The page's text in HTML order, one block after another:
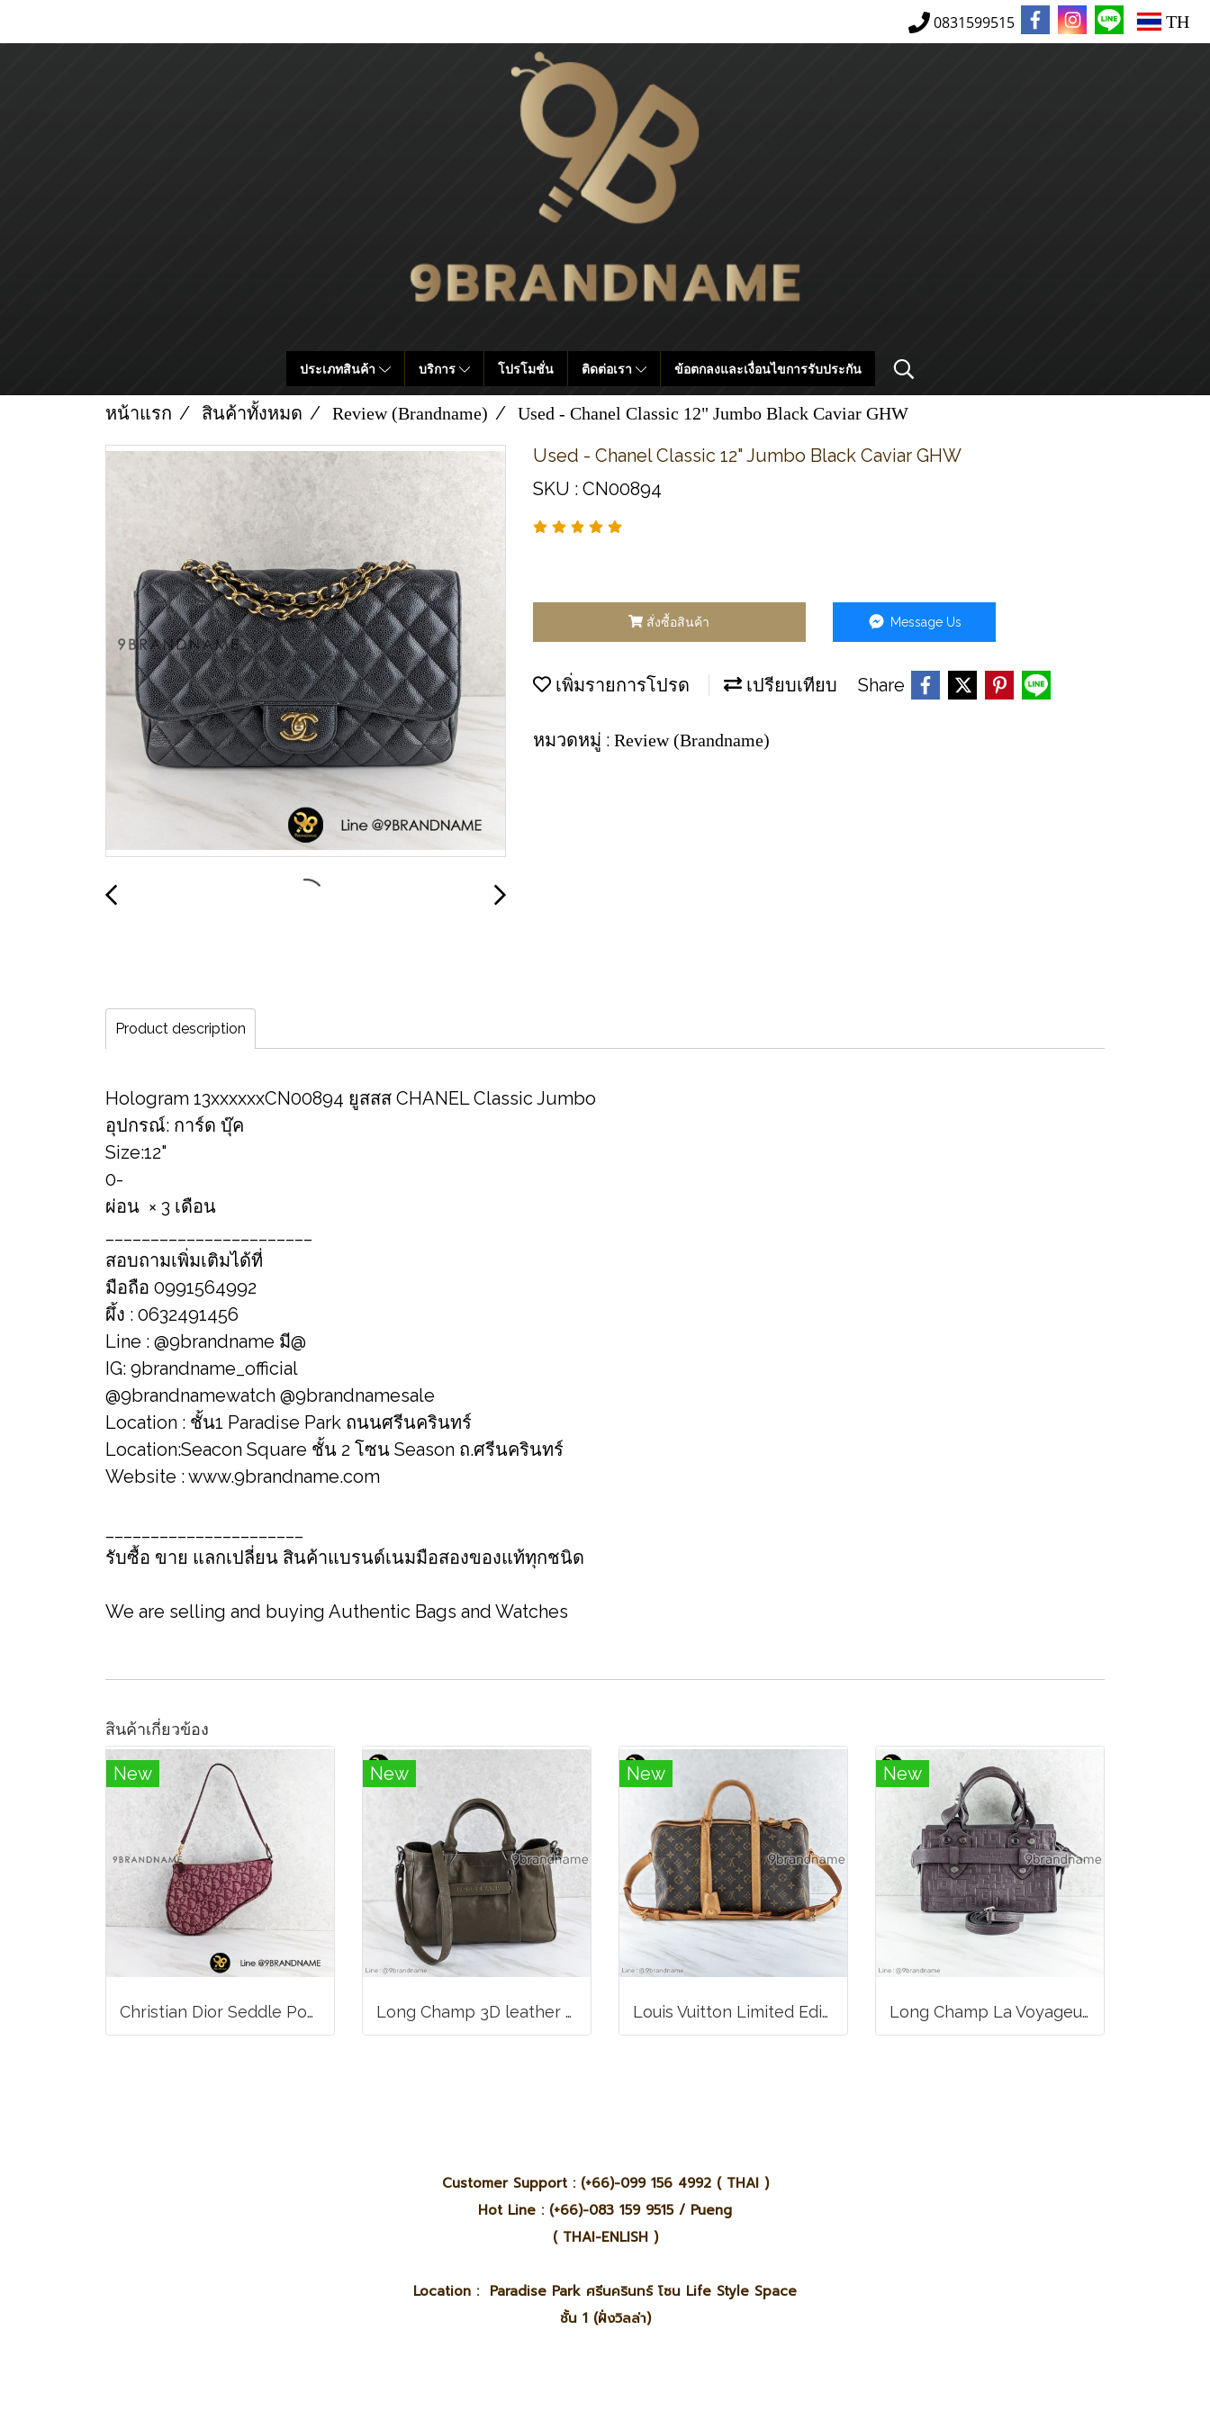
0831599515 TH
ประเภทสินค้า บริการ โปรโมชั่น ติดต่อเรา ข้อตกลงและเงื่อนไขการรับประกัน
หน้าแรก สินค้าทั้งหมด Review (Brandname) Used - Chanel Classic​ 12"​​ ​Jumbo Black Caviar​ GHW
Used - Chanel Classic​ 12"​​ ​Jumbo Black Caviar​ GHW
SKU : CN00894
สั่งซื้อสินค้า Message Us
เพิ่มรายการโปรด เปรียบเทียบ Share
หมวดหมู่ : Review (Brandname)
Product description
Hologram​ 13xxxxxxCN00894 ยูสสส CHANEL Classic Jumbo
อุปกรณ์​: การ์ด​ บุ๊ค​
Size​:12"
0-
ผ่อน × 3 เดือน
สอบถามเพิ่มเติมได้ที่
มือถือ 0991564992
ผึ้ง : 0632491456
Line : @9brandname มี@
IG: 9brandname_official
@9brandnamewatch @9brandnamesale
Location : ชั้น1 Paradise Park ถนนศรีนครินทร์
Location​:Seacon Square ชั้น​ 2 โซน​ Season ถ.ศ​รีนครินทร์​
Website : www.9brandname.com
รับซื้อ​ ขาย​​ แลกเปลี่ยน​ สินค้าแบรนด์เนม​มือสองของแท้ทุกชนิด
We are selling and buying Authentic Bags and Watches
สินค้าเกี่ยวข้อง
New
Christian Dior Seddle Pouch Accessory Hand Bag
New
Long Champ 3D leather handbag
New
Louis Vuitton Limited Edition Monogram Canvas Sofia Coppola SC Bag
New
Long Champ La Voyageuse Bag Leather
Customer Support : (+66)-099 156 4992 ( THAI )
Hot Line : (+66)-083 159 9515 / Pueng
( THAI-ENLISH )
Location : Paradise Park ศรีนครินทร์ โซน Life Style Space
ชั้น 1 (ฝั่งวิลล่า)